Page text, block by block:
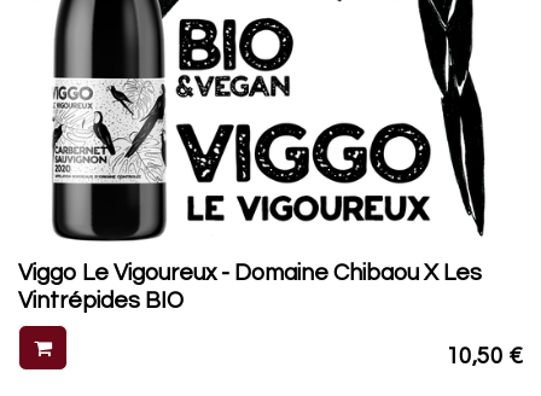
Viggo Le Vigoureux - Domaine Chibaou X Les
Vintrépides BIO
10,50 €